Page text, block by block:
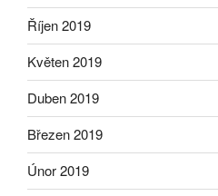
Říjen 2019
Květen 2019
Duben 2019
Březen 2019
Únor 2019